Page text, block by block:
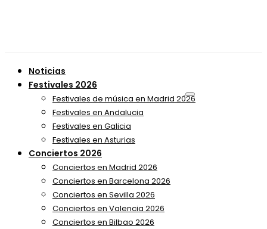
Noticias
Festivales 2026
Festivales de música en Madrid 2026
Festivales en Andalucia
Festivales en Galicia
Festivales en Asturias
Conciertos 2026
Conciertos en Madrid 2026
Conciertos en Barcelona 2026
Conciertos en Sevilla 2026
Conciertos en Valencia 2026
Conciertos en Bilbao 2026